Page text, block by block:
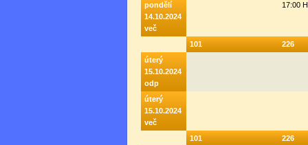
pondělí
14.10.2024
več
17:00
101
226
úterý
15.10.2024
odp
úterý
15.10.2024
več
101
226